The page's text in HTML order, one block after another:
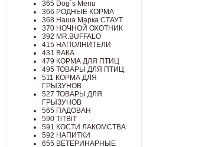
365 Dog`s Menu
366 РОДНЫЕ КОРМА
368 Наша Марка СТАУТ
370 НОЧНОЙ ОХОТНИК
392 MR.BUFFALO
415 НАПОЛНИТЕЛИ
431 ВАКА
479 КОРМА ДЛЯ ПТИЦ
495 ТОВАРЫ ДЛЯ ПТИЦ
511 КОРМА ДЛЯ
ГРЫЗУНОВ
527 ТОВАРЫ ДЛЯ
ГРЫЗУНОВ
565 ПАДОВАН
590 TiTBiT
591 КОСТИ ЛАКОМСТВА
592 НАПИТКИ
655 ВЕТЕРИНАРНЫЕ